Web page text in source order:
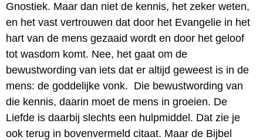
Gnostiek. Maar dan niet de kennis, het zeker weten,
en het vast vertrouwen dat door het Evangelie in het
hart van de mens gezaaid wordt en door het geloof
tot wasdom komt. Nee, het gaat om de
bewustwording van iets dat er altijd geweest is in de
mens: de goddelijke vonk. Die bewustwording van
die kennis, daarin moet de mens in groeien. De
Liefde is daarbij slechts een hulpmiddel. Dat zie je
ook terug in bovenvermeld citaat. Maar de Bijbel